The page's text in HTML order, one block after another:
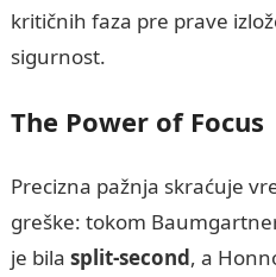
kritičnih faza pre prave
sigurnost.
The Power of Focus
Precizna pažnja skraćuje
greške: tokom
je bila split-second, a